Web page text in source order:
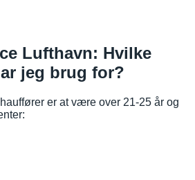
Lufthavn: Hvilke
jeg brug for?
er at være over 21-25 år og